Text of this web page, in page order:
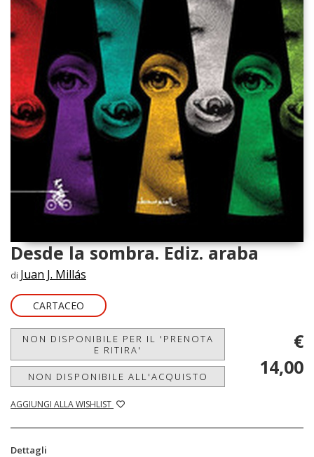
Desde la sombra. Ediz. araba
di Juan J. Millás
CARTACEO
NON DISPONIBILE PER IL 'PRENOTA
E RITIRA'
NON DISPONIBILE ALL'ACQUISTO
AGGIUNGI ALLA WISHLIST
€
14,00
Dettagli